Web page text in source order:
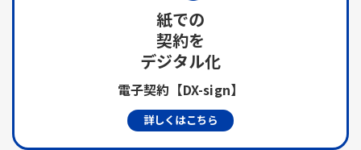
紙での
契約を
デジタル化
電子契約【DX-sign】
詳しくはこちら